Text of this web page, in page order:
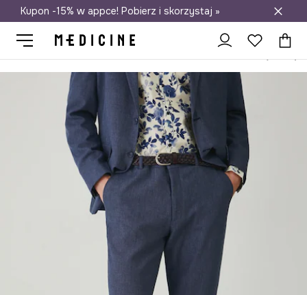
Darmowa dostawa do salonów
Kupon -15% w appce! Pobierz i skorzystaj »